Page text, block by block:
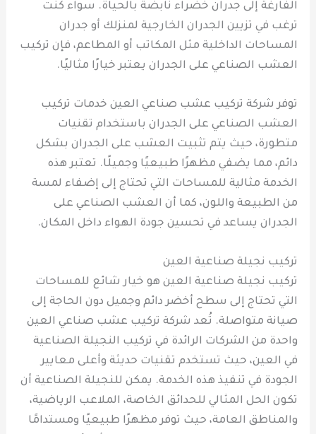
الفارغة إلى جدران خضراء نابضة بالحياة. سواء كنت
ترغب في تزيين الجدران الخارجية لمنزلك أو جدران
المساحات الداخلية مثل المكاتب أو المطاعم، فإن تركيب
العشب الصناعي على الجدران يعتبر خيارًا مثاليًا.
توفر شركة تركيب عشب صناعي العين خدمات تركيب
العشب الصناعي على الجدران باستخدام تقنيات
متطورة، حيث يتم تثبيت العشب على الجدران بشكل
دائم، مما يضفي مظهرًا طبيعيًا وجميلًا. تعتبر هذه
الخدمة مثالية للمساحات التي تحتاج إلى إضفاء لمسة
من الطبيعة واللون، كما أن العشب الصناعي على
الجدران يساعد في تحسين جودة الهواء داخل المكان.
تركيب نجيلة صناعية العين
تركيب نجيلة صناعية العين هو خيار شائع للمساحات
التي تحتاج إلى سطح أخضر دائم وجميل دون الحاجة إلى
صيانة متواصلة. تُعد شركة تركيب عشب صناعي العين
واحدة من الشركات الرائدة في تركيب النجيلة الصناعية
في العين، حيث تستخدم تقنيات حديثة وأعلى معايير
الجودة في تنفيذ هذه الخدمة. يمكن للنجيلة الصناعية أن
تكون الحل المثالي للحدائق الخاصة، الملاعب الرياضية،
والمناطق العامة، حيث توفر مظهرًا طبيعيًا ومستدامًا